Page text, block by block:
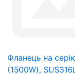
Фланець на
(1500W),